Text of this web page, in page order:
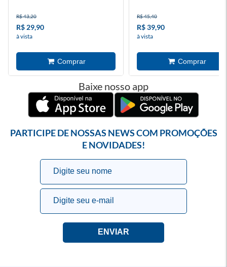
R$ 43,20
R$ 29,90
à vista
R$ 45,40
R$ 39,90
à vista
Baixe nosso app
PARTICIPE DE NOSSAS NEWS COM PROMOÇÕES
E NOVIDADES!